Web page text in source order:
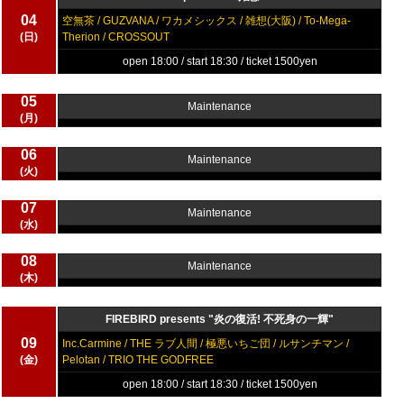
04
(日)
空無茶 / GUZVANA / ワカメシックス / 雑想(大阪) / To-Mega-
Therion / CROSSOUT
open 18:00 / start 18:30 / ticket 1500yen
05
(月)
Maintenance
06
(火)
Maintenance
07
(水)
Maintenance
08
(木)
Maintenance
09
(金)
FIREBIRD presents "炎の復活! 不死身の一輝"
Inc.Carmine / THE ラブ人間 / 極悪いちご団 / ルサンチマン /
Pelotan / TRIO THE GODFREE
open 18:00 / start 18:30 / ticket 1500yen